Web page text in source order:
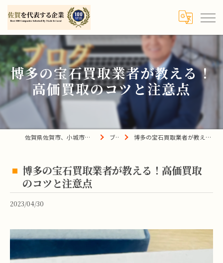
博多の宝石買取業者が教える！
高価買取のコツと注意点
佐賀県佐賀市、小城市、杵島郡の買取は宝の蔵へ ブログ 博多の宝石買取業者が教える！高価買取のコツと注意点
博多の宝石買取業者が教える！高価買取
のコツと注意点
2023/04/30